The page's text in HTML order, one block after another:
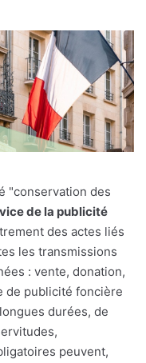
"conservation des
de la publicité
des actes liés
les transmissions
: vente, donation,
de publicité foncière
durées, de
peuvent,